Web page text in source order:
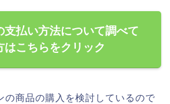
支払い方法について調べて
はこちらをクリック
の商品の購入を検討しているので